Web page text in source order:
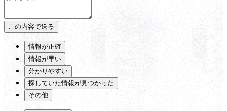
情報が正確
情報が早い
分かりやすい
探していた情報が見つかった
その他